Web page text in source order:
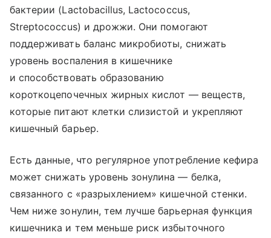
бактерии (Lactobacillus, Lactococcus,
Streptococcus) и дрожжи. Они помогают
поддерживать баланс микробиоты, снижать
уровень воспаления в кишечнике
и способствовать образованию
короткоцепочечных жирных кислот — веществ,
которые питают клетки слизистой и укрепляют
кишечный барьер.
Есть данные, что регулярное употребление кефира
может снижать уровень зонулина — белка,
связанного с «разрыхлением» кишечной стенки.
Чем ниже зонулин, тем лучше барьерная функция
кишечника и тем меньше риск избыточного